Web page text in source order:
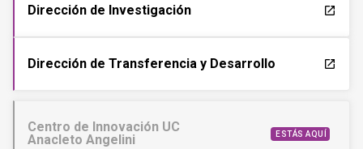
Dirección de Investigación launch
Dirección de Transferencia y Desarrollo launch
Centro de Innovación UC
Anacleto Angelini
ESTÁS AQUÍ